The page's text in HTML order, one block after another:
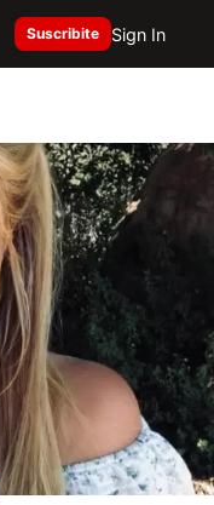
Suscribite Sign In